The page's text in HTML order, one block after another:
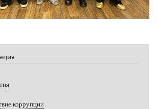
коррупции